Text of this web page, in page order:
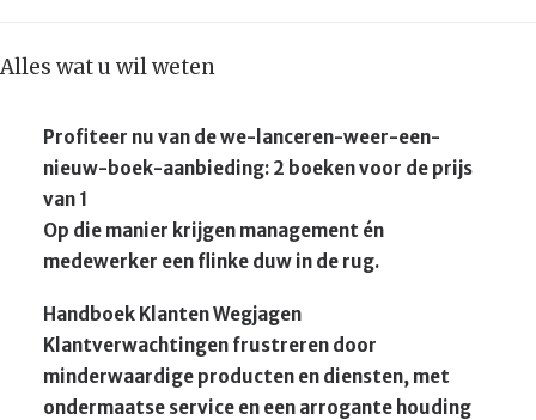
Alles wat u wil weten
Profiteer nu van de we-lanceren-weer-een-
nieuw-boek-aanbieding: 2 boeken voor de prijs
van 1
Op die manier krijgen management én
medewerker een flinke duw in de rug.
Handboek Klanten Wegjagen
Klantverwachtingen frustreren door
minderwaardige producten en diensten, met
ondermaatse service en een arrogante houding